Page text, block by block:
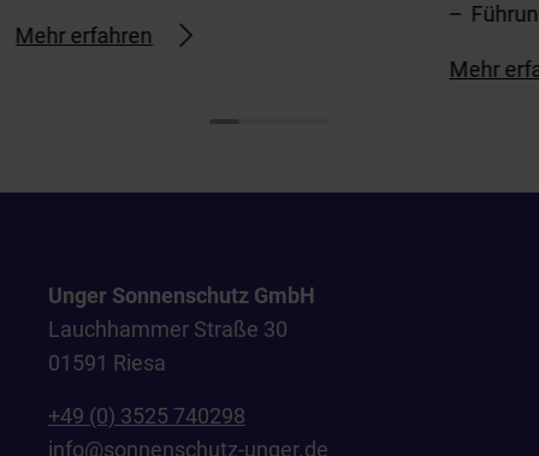
Mehr erfahren
Mehr
Unger Sonnenschutz GmbH
Lauchhammer Straße 30
01591 Riesa
+49 (0) 3525 740298
info@sonnenschutz-unger.de